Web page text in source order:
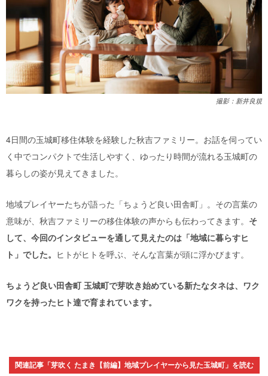
撮影：新井良規
4日間の玉城町移住体験を経験した秋吉ファミリー。お話を伺ってい
く中でコンパクトで生活しやすく、ゆったり時間が流れる玉城町の
暮らしの姿が見えてきました。
地域プレイヤーたちが語った「ちょうど良い田舎町」。その言葉の
意味が、秋吉ファミリーの移住体験の声からも伝わってきます。 そ
して、今回のインタビューを通して見えたのは「地域に暮らすヒ
ト」でした。 ヒトがヒトを呼ぶ、そんな言葉が頭に浮かびます。
ちょうど良い田舎町 玉城町で芽吹き始めている新たなタネは、ワク
ワクを持ったヒト達で育まれています。
関連記事「芽吹く たまき【前編】地域プレイヤーから見た玉城町」を読む